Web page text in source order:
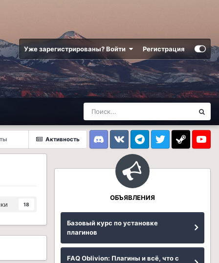
Уже зарегистрированы? Войти Регистрация
Активность
DiscordVK TelegramTwitter Steam
18
ОБЪЯВЛЕНИЯ
Базовый курс по установке
плагинов
FAQ Oblivion: Плагины и всё, что с